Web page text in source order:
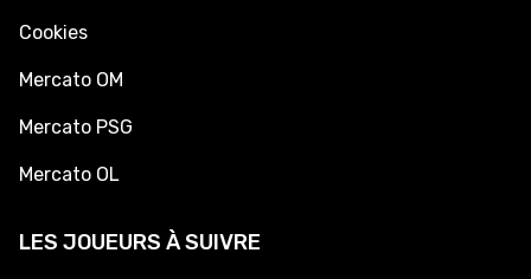
Cookies
Mercato OM
Mercato PSG
Mercato OL
LES JOUEURS À SUIVRE